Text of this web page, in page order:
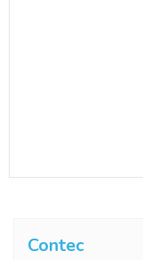
Contec